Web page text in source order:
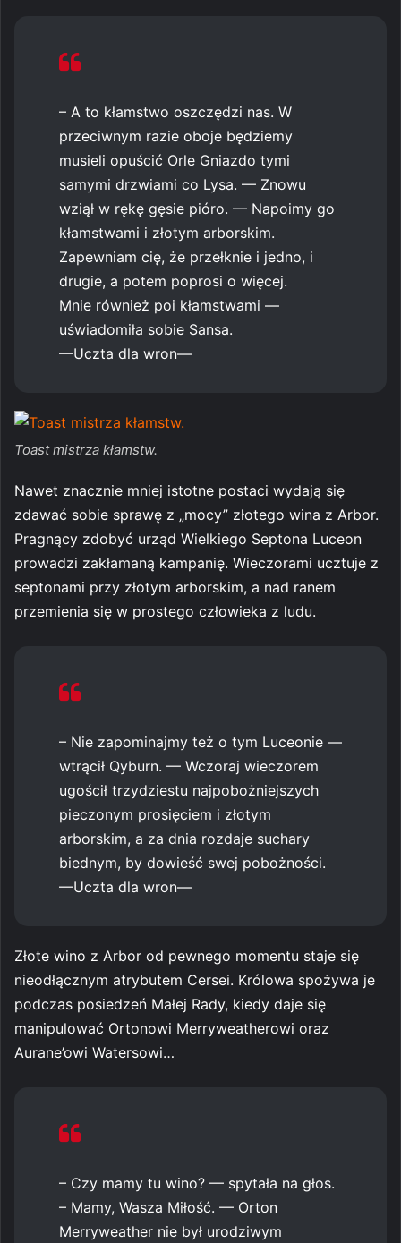
– A to kłamstwo oszczędzi nas. W
przeciwnym razie oboje będziemy
musieli opuścić Orle Gniazdo tymi
samymi drzwiami co Lysa. — Znowu
wziął w rękę gęsie pióro. — Napoimy go
kłamstwami i złotym arborskim.
Zapewniam cię, że przełknie i jedno, i
drugie, a potem poprosi o więcej.
Mnie również poi kłamstwami —
uświadomiła sobie Sansa.
—Uczta dla wron—
Toast mistrza kłamstw.
Nawet znacznie mniej istotne postaci wydają się
zdawać sobie sprawę z „mocy” złotego wina z Arbor.
Pragnący zdobyć urząd Wielkiego Septona Luceon
prowadzi zakłamaną kampanię. Wieczorami ucztuje z
septonami przy złotym arborskim, a nad ranem
przemienia się w prostego człowieka z ludu.
– Nie zapominajmy też o tym Luceonie —
wtrącił Qyburn. — Wczoraj wieczorem
ugościł trzydziestu najpobożniejszych
pieczonym prosięciem i złotym
arborskim, a za dnia rozdaje suchary
biednym, by dowieść swej pobożności.
—Uczta dla wron—
Złote wino z Arbor od pewnego momentu staje się
nieodłącznym atrybutem Cersei. Królowa spożywa je
podczas posiedzeń Małej Rady, kiedy daje się
manipulować Ortonowi Merryweatherowi oraz
Aurane’owi Watersowi…
– Czy mamy tu wino? — spytała na głos.
– Mamy, Wasza Miłość. — Orton
Merryweather nie był urodziwym